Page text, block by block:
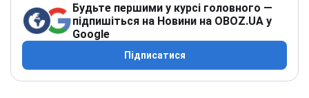
Будьте першими у курсі головного —
підпишіться на Новини на OBOZ.UA у
Google
Підписатися